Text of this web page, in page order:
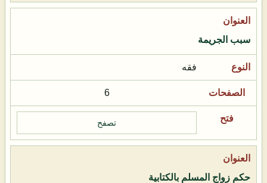
سبب الجريمة
فقه
6
تصفح
حكم زواج المسلم بالكتابية